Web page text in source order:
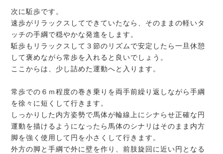
次に駈歩です。
速歩がリラックスしてできていたなら、そのままの軽いタ
ッチの手綱で穏やかな発進をします。
駈歩もリラックスして３節のリズムで安定したら一旦休憩
して褒めながら常歩を入れると良いでしょう。
ここからは、少し詰めた運動へと入ります。
常歩での６ｍ程度の巻き乗りを両手前繰り返しながら手綱
を徐々に短くして行きます。
しっかりした内方姿勢で馬体が輪線上にシナらせ正確な円
運動を描けるようになったら馬体のシナリはそのまま内方
脚を強く使用して円を小さくして行きます。
外方の脚と手綱で外に壁を作り、前肢旋回に近い円となる